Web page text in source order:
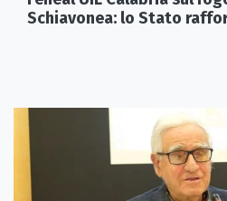
Schiavonea: lo Stato